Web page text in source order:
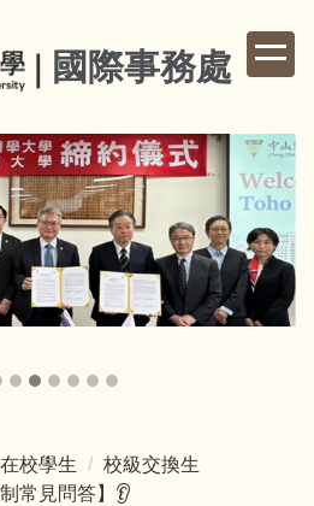
國際事務處
在校學生
校級交換生
常見問答】👂